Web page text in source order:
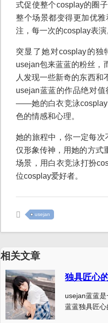
式促使整个cosplay的圈
整个场景都变得更加优
注，每一次的cosplay表演
突显了她对cosplay的
usejan包来蓝蓝的粉丝，
人发现一些新奇的东西和
usejan蓝蓝的作品绝对
——她的白衣竞泳cosplay
色的情感和心理。
她的旅程中，你一定每
仅形象传神，用她的方式
场景，用白衣竞泳打扮
位cosplay爱好者。
usejan
相关文章
独具匠心
usejan蓝蓝
蓝蓝独具匠